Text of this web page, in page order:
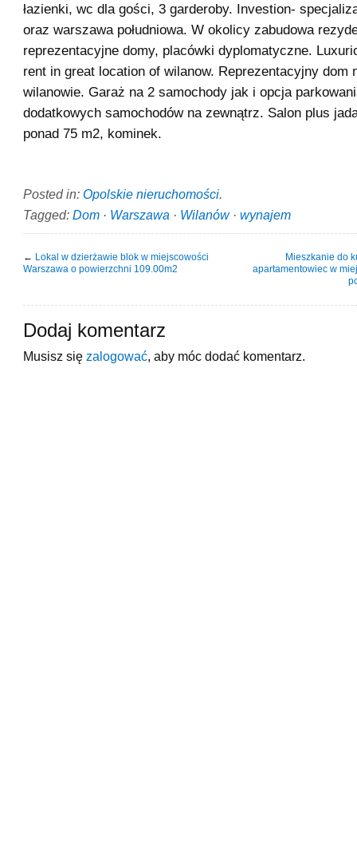
łazienki, wc dla gości, 3 garderoby. Investion-
oraz warszawa południowa. W okolicy zabudowa
reprezentacyjne domy, placówki dyplomatyczne.
rent in great location of wilanow. Reprezentacyjny dom
wilanowie. Garaż na 2 samochody jak i opcja
dodatkowych samochodów na zewnątrz. Salon plus
ponad 75 m2, kominek.
Posted in: Opolskie nieruchomości.
Tagged: Dom · Warszawa · Wilanów· wynajem
← Lokal w dzierżawie blok w miejscowości
Warszawa o powierzchni 109.00m2
Mieszkanie do
apartamentowiec w
Dodaj komentarz
Musisz się zalogować , aby móc dodać komentarz.